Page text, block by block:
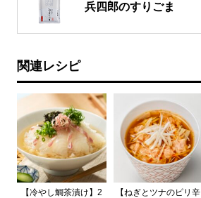
兵四郎のすりごま
関連レシピ
【冷やし鯛茶漬け】2
【ねぎとツナのピリ辛